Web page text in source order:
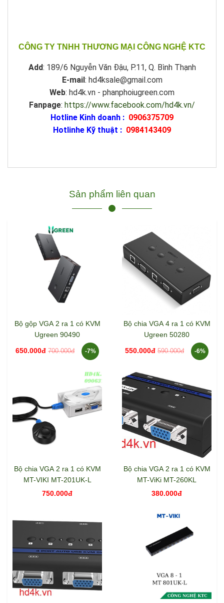
CÔNG TY TNHH THƯƠNG MẠI CÔNG NGHỆ KTC
Add: 189/6 Nguyễn Văn Đậu, P.11, Q. Bình Thạnh
E-mail: hd4ksale@gmail.com
Web: hd4k.vn - phanphoiugreen.com
Fanpage: https://www.facebook.com/hd4k.vn/
Hotline Kinh doanh : 0906375709
Hotlinhe Kỹ thuật : 0984143409
Sản phẩm liên quan
Bộ gộp VGA 2 ra 1 có KVM
Ugreen 90490
650.000đ 700.000đ -7%
Bộ chia VGA 4 ra 1 có KVM
Ugreen 50280
550.000đ 590.000đ -6%
Bộ chia VGA 2 ra 1 có KVM
MT-VIKI MT-201UK-L
750.000đ
Bộ chia VGA 2 ra 1 có KVM
MT-ViKi MT-260KL
380.000đ